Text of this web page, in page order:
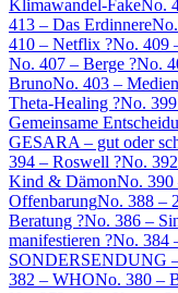
Klimawandel-FakeNo.
413 – Das Erdinnere
410 – Netflix ?No. 409
No. 407 – Berge ?No.
BrunoNo. 403 –
Theta-Healing ?No.
Gemeinsame
GESARA – gut oder
394 – Roswell ?No.
Kind & DämonNo. 390
OffenbarungNo. 388 –
Beratung ?No. 386 –
manifestieren ?No. 384
SONDERSENDUNG
382 – WHONo. 380 –